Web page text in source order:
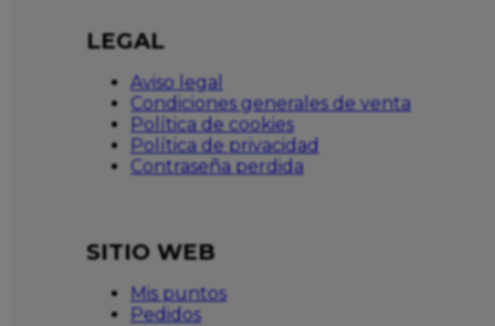
LEGAL
Aviso legal
Condiciones generales de venta
Política de cookies
Política de privacidad
Contraseña perdida
SITIO WEB
Mis puntos
Pedidos